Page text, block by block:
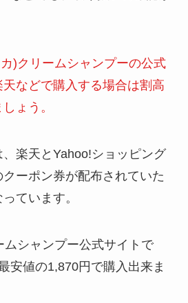
)クリームシャンプーの公式
などで購入する場合は割高
ょう。
楽天とYahoo!ショッピング
ーポン券が配布されていた
ています。
ムシャンプー公式サイトで
安値の1,870円で購入出来ま